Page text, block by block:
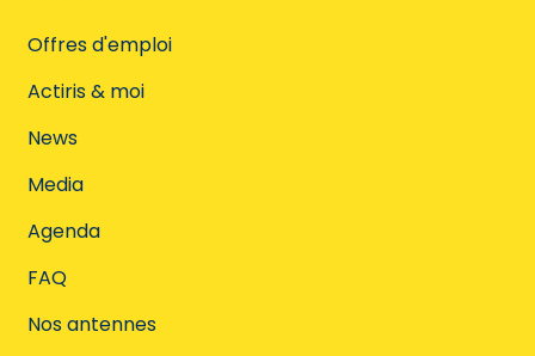
Offres d'emploi
Actiris & moi
News
Media
Agenda
FAQ
Nos antennes